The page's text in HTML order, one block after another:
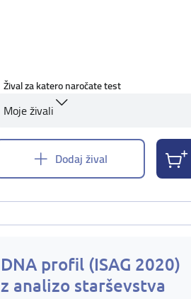
Žival za katero naročate test
Moje živali
Dodaj žival
DNA profil (ISAG 2020)
z analizo starševstva